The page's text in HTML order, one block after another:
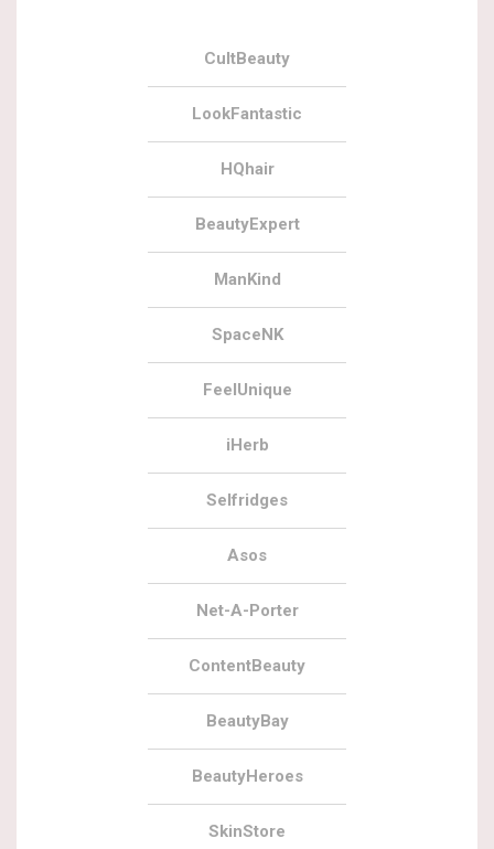
CultBeauty
LookFantastic
HQhair
BeautyExpert
ManKind
SpaceNK
FeelUnique
iHerb
Selfridges
Asos
Net-A-Porter
ContentBeauty
BeautyBay
BeautyHeroes
SkinStore